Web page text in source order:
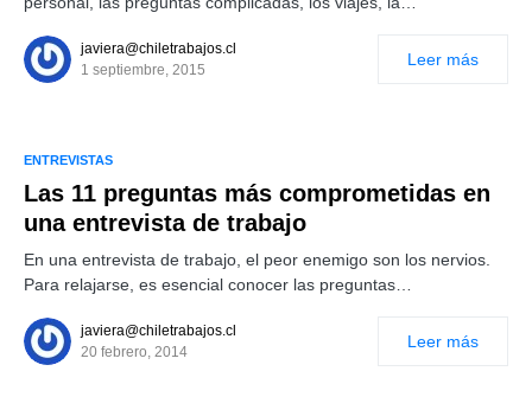
javiera@chiletrabajos.cl
1 septiembre, 2015
Leer más
ENTREVISTAS
Las 11 preguntas más comprometidas en
una entrevista de trabajo
En una entrevista de trabajo, el peor enemigo son los nervios.
Para relajarse, es esencial conocer las preguntas…
javiera@chiletrabajos.cl
20 febrero, 2014
Leer más